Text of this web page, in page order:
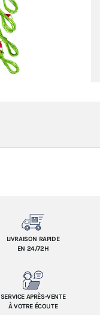
LIVRAISON RAPIDE
EN 24/72H
SERVICE APRÈS-VENTE
À VOTRE ÉCOUTE